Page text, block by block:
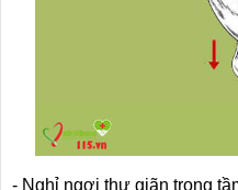
- Nghỉ ngơi thư giãn trong